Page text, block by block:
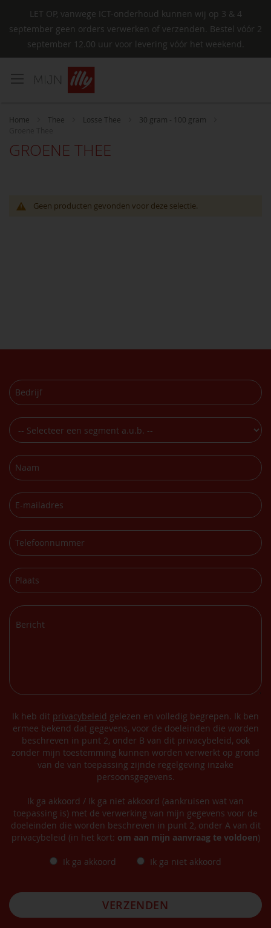
LET OP, vanwege ICT-onderhoud kunnen wij op 3 & 4
september geen orders verwerken of verzenden. Bestel vóór 2
september 12.00 uur voor levering vóór het weekend.
Home Thee Losse Thee
30 gram - 100 gram
GROENE THEE
Geen producten gevonden voor deze selectie.
Ik heb dit privacybeleid gelezen en volledig begrepen. Ik ben
ermee bekend dat gegevens, voor de doeleinden die worden
beschreven in punt 2, onder B van dit privacybeleid, ook
zonder mijn toestemming kunnen worden verwerkt op grond
van de van toepassing zijnde regelgeving inzake
persoonsgegevens.
Ik ga akkoord / Ik ga niet akkoord (aankruisen wat van
toepassing is) met de verwerking van mijn gegevens voor de
doeleinden die worden beschreven in punt 2, onder A van dit
privacybeleid (in het kort: om aan mijn aanvraag te voldoen)
Ik ga akkoord Ik ga niet akkoord
VERZENDEN